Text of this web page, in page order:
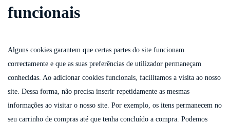
funcionais
Alguns cookies garantem que certas partes do site funcionam
correctamente e que as suas preferências de utilizador permaneçam
conhecidas. Ao adicionar cookies funcionais, facilitamos a visita ao nosso
site. Dessa forma, não precisa inserir repetidamente as mesmas
informações ao visitar o nosso site. Por exemplo, os itens permanecem no
seu carrinho de compras até que tenha concluído a compra. Podemos